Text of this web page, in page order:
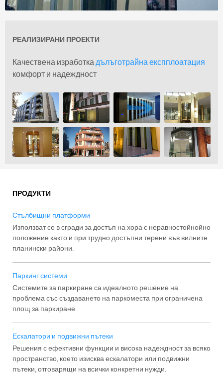
РЕАЛИЗИРАНИ ПРОЕКТИ
Качествена изработкадълъготрайна експплоатация
комфорт и надеждност
ПРОДУКТИ
Стълбищни платформи
Използват се в сгради за достъп на хора с неравностойнойно
положение както и при трудно достъпни терени във вилните
планински райони.
Паркинг системи
Системите за паркиране са идеалното решение на
проблема със създаването на паркоместа при ограничена
площ за паркиране.
Ескалатори и подвижни пътеки
Решения с ефективни функции и висока надеждност за всяко
пространство, което изисква ескалатори или подвижни
пътеки, отговарящи на всички конкретни нужди.